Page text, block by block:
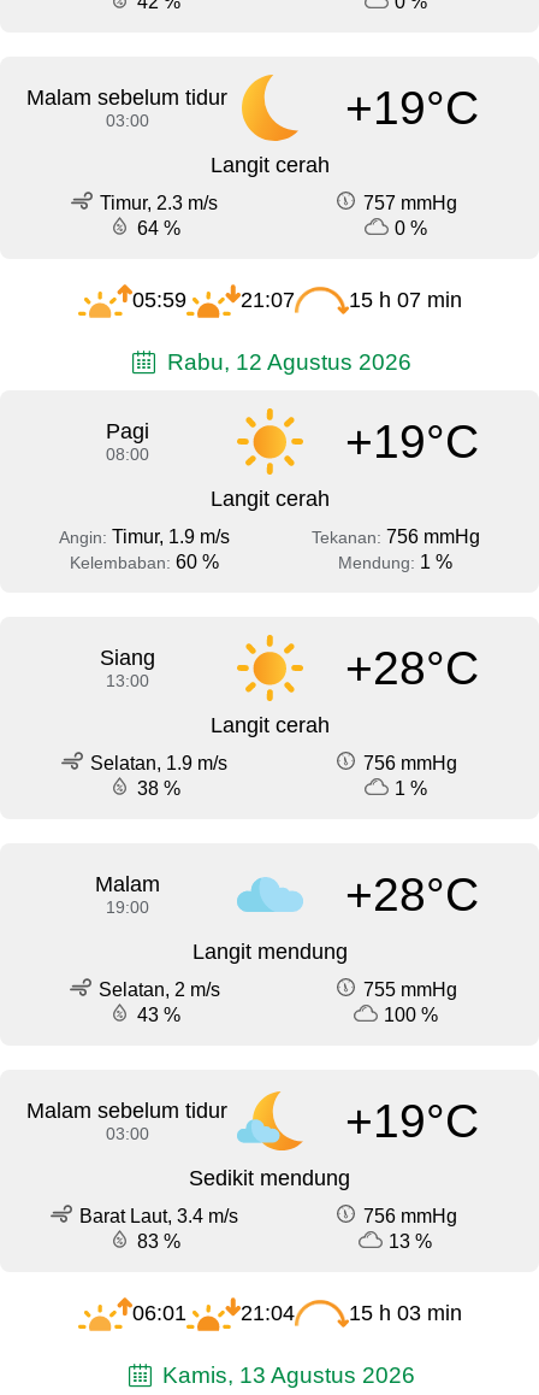
Malam sebelum tidur
03:00 +19°C
Langit cerah
Timur, 2.3 m/s
757 mmHg
64 %
0 %
05:59 21:07 15 h 07 min
Rabu, 12 Agustus 2026
Pagi
08:00 +19°C
Langit cerah
Angin: Timur, 1.9 m/s Tekanan: 756 mmHg
Kelembaban: 60 % Mendung: 1 %
Siang
13:00 +28°C
Langit cerah
Selatan, 1.9 m/s
756 mmHg
38 %
1 %
Malam
19:00 +28°C
Langit mendung
Selatan, 2 m/s
755 mmHg
43 %
100 %
Malam sebelum tidur
03:00 +19°C
Sedikit mendung
Barat Laut, 3.4 m/s
756 mmHg
83 %
13 %
06:01 21:04 15 h 03 min
Kamis, 13 Agustus 2026